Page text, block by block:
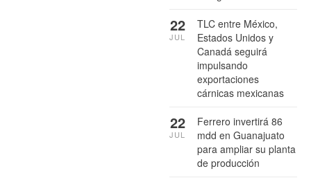
TLC entre México,
Estados Unidos y
Canadá seguirá
impulsando
exportaciones
cárnicas mexicanas
22
JUL
Ferrero invertirá 86
mdd en Guanajuato
para ampliar su planta
de producción
22
JUL